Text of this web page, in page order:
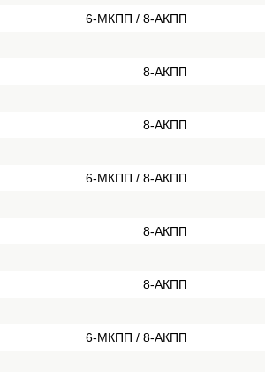
6-МКПП / 8-АКПП
8-АКПП
8-АКПП
6-МКПП / 8-АКПП
8-АКПП
8-АКПП
6-МКПП / 8-АКПП